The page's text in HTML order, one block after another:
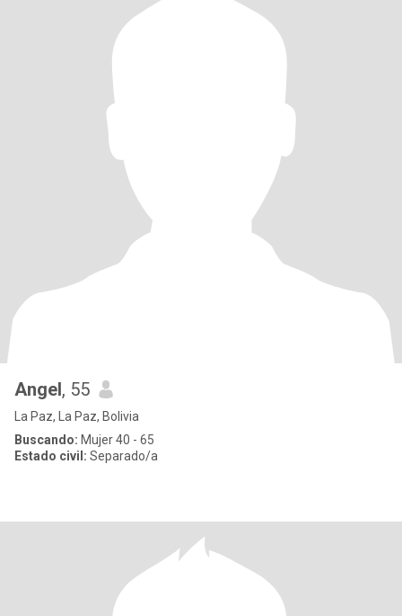
Angel, 55
La Paz, La Paz, Bolivia
Buscando: Mujer 40 - 65
Estado civil: Separado/a